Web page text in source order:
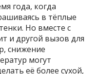
года, когда
в тёплые
Но вместе с
и другой вызов для
снижение
могут
её более сухой,